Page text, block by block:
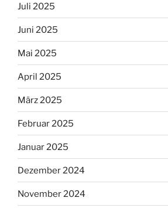
Juli 2025
Juni 2025
Mai 2025
April 2025
März 2025
Februar 2025
Januar 2025
Dezember 2024
November 2024